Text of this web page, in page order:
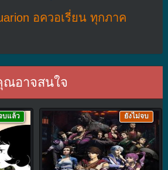
อควอเรี่ยน ทุกภาค
ณอาจสนใจ
บแล้ว ยังไม่จบ